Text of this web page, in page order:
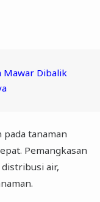
Mawar Dibalik
tanaman
Pemangkasan
air,